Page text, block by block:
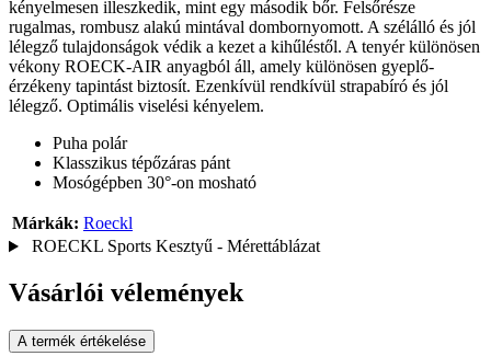
kényelmesen illeszkedik, mint egy második bőr. Felsőrésze
rugalmas, rombusz alakú mintával dombornyomott. A szélálló és jól
lélegző tulajdonságok védik a kezet a kihűléstől. A tenyér különösen
vékony ROECK-AIR anyagból áll, amely különösen gyeplő-
érzékeny tapintást biztosít. Ezenkívül rendkívül strapabíró és jól
lélegző. Optimális viselési kényelem.
Puha polár
Klasszikus tépőzáras pánt
Mosógépben 30°-on mosható
Márkák: Roeckl
ROECKL Sports Kesztyű - Mérettáblázat
Vásárlói vélemények
A termék értékelése